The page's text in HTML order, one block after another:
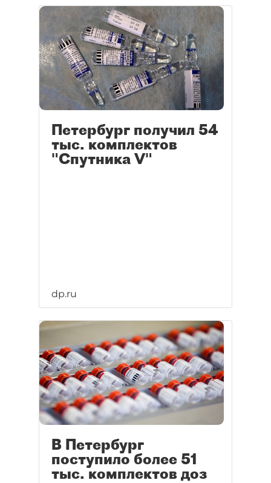
Петербург получил 54
тыс. комплектов
"Спутника V"
dp.ru
В Петербург
поступило более 51
тыс. комплектов доз